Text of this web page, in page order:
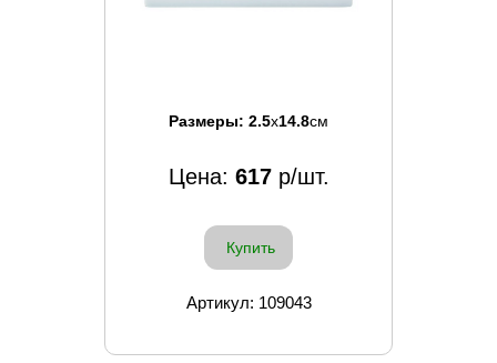
Размеры: 2.5x14.8см
Цена: 617р/шт.
Купить
Артикул: 109043